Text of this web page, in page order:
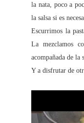
la nata, poco a
la salsa si es
Escurrimos la
La mezclamos
acompañada de la
Y a disfrutar de